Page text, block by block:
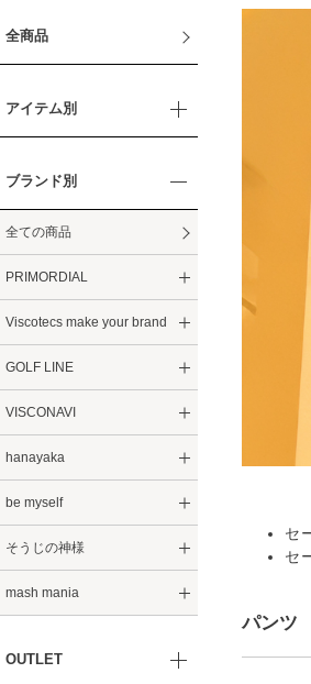
全商品
アイテム別
ブランド別
全ての商品
PRIMORDIAL
Viscotecs make your brand
GOLF LINE
VISCONAVI
hanayaka
be myself
そうじの神様
mash mania
OUTLET
セ
セ
パンツ